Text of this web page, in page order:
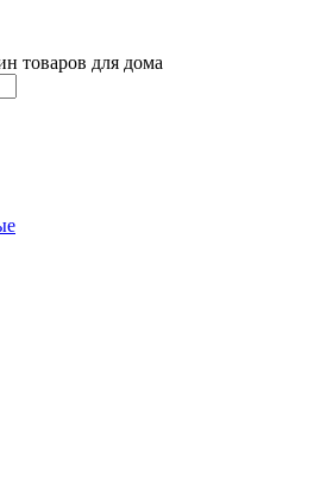
товаров для дома